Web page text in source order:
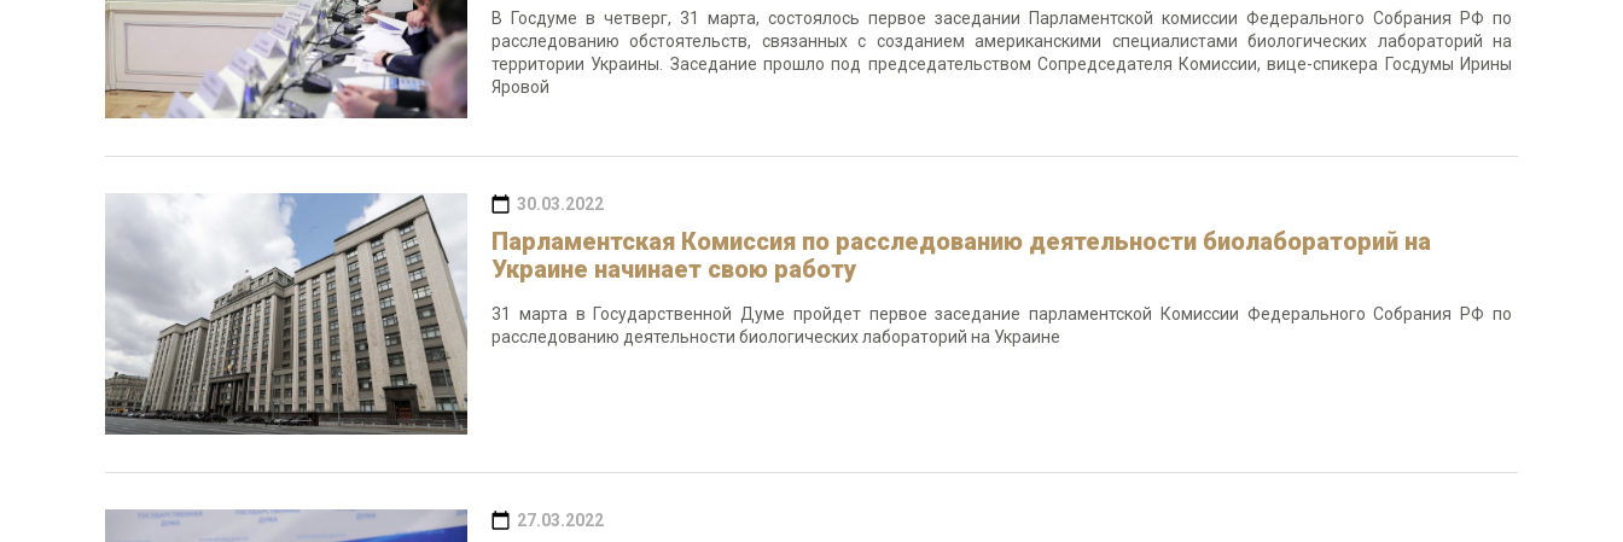
В Госдуме в четверг, 31 марта, состоялось первое заседании Парламентской комиссии Федерального Собрания РФ по
расследованию обстоятельств, связанных с созданием американскими специалистами биологических лабораторий на
территории Украины. Заседание прошло под председательством Сопредседателя Комиссии, вице-спикера Госдумы Ирины
Яровой
30.03.2022
Парламентская Комиссия по расследованию деятельности биолабораторий на
Украине начинает свою работу
31 марта в Государственной Думе пройдет первое заседание парламентской Комиссии Федерального Собрания РФ по
расследованию деятельности биологических лабораторий на Украине
27.03.2022